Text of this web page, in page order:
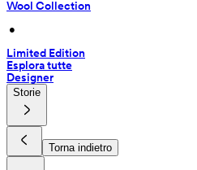
Wool Collection
•
Limited Edition
Esplora tutte
Designer
Storie
Torna indietro